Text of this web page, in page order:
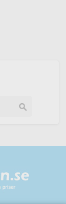
search